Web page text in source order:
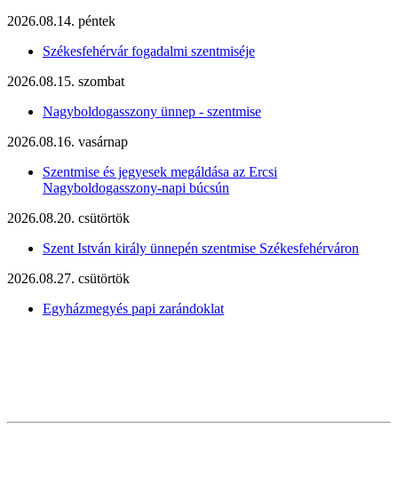
2026.08.14. péntek
Székesfehérvár fogadalmi szentmiséje
2026.08.15. szombat
Nagyboldogasszony ünnep - szentmise
2026.08.16. vasárnap
Szentmise és jegyesek megáldása az Ercsi
Nagyboldogasszony-napi búcsún
2026.08.20. csütörtök
Szent István király ünnepén szentmise Székesfehérváron
2026.08.27. csütörtök
Egyházmegyés papi zarándoklat